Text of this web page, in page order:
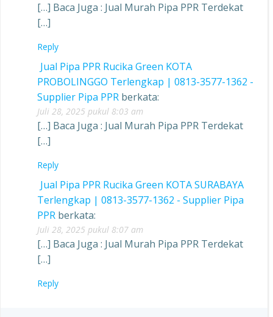
[…] Baca Juga : Jual Murah Pipa PPR Terdekat
[…]
Reply
Jual Pipa PPR Rucika Green KOTA
PROBOLINGGO Terlengkap | 0813-3577-1362 -
Supplier Pipa PPR berkata:
Juli 28, 2025 pukul 8:03 am
[…] Baca Juga : Jual Murah Pipa PPR Terdekat
[…]
Reply
Jual Pipa PPR Rucika Green KOTA SURABAYA
Terlengkap | 0813-3577-1362 - Supplier Pipa
PPR berkata:
Juli 28, 2025 pukul 8:07 am
[…] Baca Juga : Jual Murah Pipa PPR Terdekat
[…]
Reply